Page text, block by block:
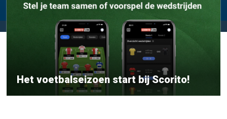
Het voetbalseizoen start bij Scorito!